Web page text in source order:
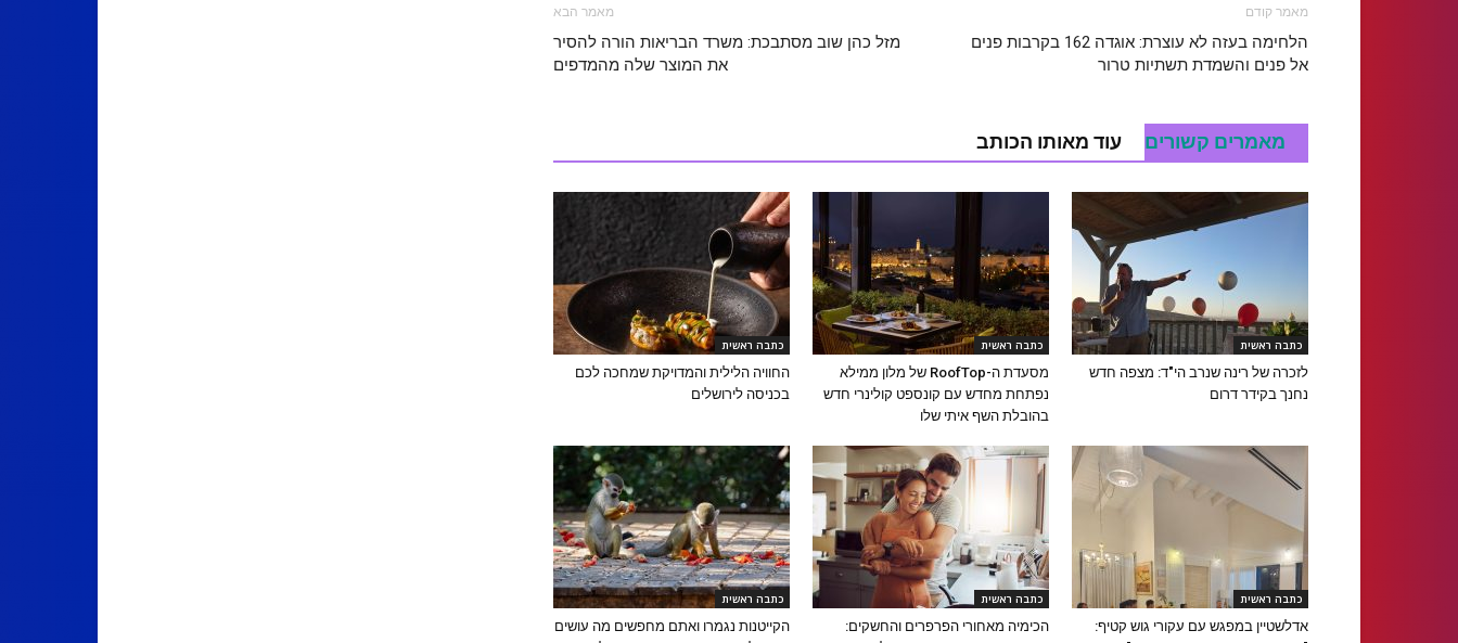
מאמר קודם
הלחימה בעזה לא עוצרת: אוגדה 162 בקרבות פנים
אל פנים והשמדת תשתיות טרור
מאמר הבא
מזל כהן שוב מסתבכת: משרד הבריאות הורה להסיר
את המוצר שלה מהמדפים
מאמרים קשורים עוד מאותו הכותב
כתבה ראשית
לזכרה של רינה שנרב הי"ד: מצפה חדש
נחנך בקידר דרום
כתבה ראשית
מסעדת ה-RoofTop של מלון ממילא
נפתחת מחדש עם קונספט קולינרי חדש
בהובלת השף איתי שלו
כתבה ראשית
החוויה הלילית והמדויקת שמחכה לכם
בכניסה לירושלים
כתבה ראשית
אדלשטיין במפגש עם עקורי גוש קטיף:
כתבה ראשית
הכימיה מאחורי הפרפרים והחשקים:
כתבה ראשית
הקייטנות נגמרו ואתם מחפשים מה עושים